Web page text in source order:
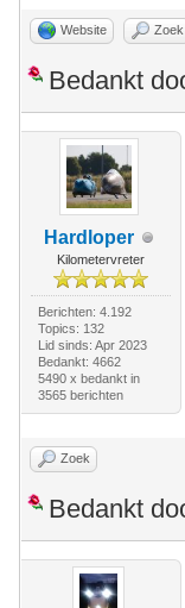
Website Zoek
Bedankt
Hardloper
Kilometervreter
Berichten: 4.192
Topics: 132
Lid sinds: Apr 2023
Bedankt: 4662
5490 x bedankt in
3565 berichten
Zoek
Bedankt